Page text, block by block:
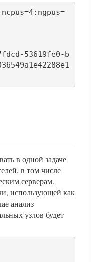
53619fe0-b
в одной задаче
в том числе
серверам.
использующей как
анализ
узлов будет